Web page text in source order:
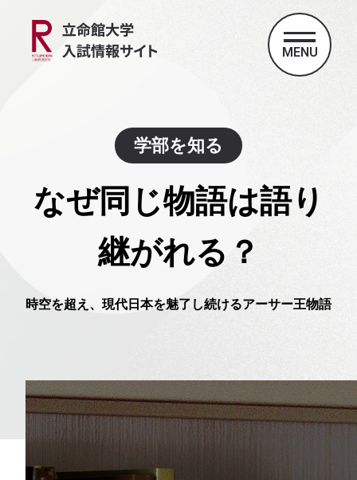
MENU
学部を知る
なぜ同じ物語は語り
継がれる？
時空を超え、現代日本を魅了し続けるアーサー王物語